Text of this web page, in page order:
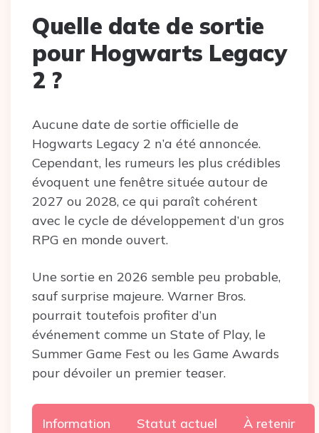
Quelle date de sortie
pour Hogwarts Legacy
2 ?
Aucune date de sortie officielle de
Hogwarts Legacy 2 n’a été annoncée.
Cependant, les rumeurs les plus crédibles
évoquent une fenêtre située autour de
2027 ou 2028, ce qui paraît cohérent
avec le cycle de développement d’un gros
RPG en monde ouvert.
Une sortie en 2026 semble peu probable,
sauf surprise majeure. Warner Bros.
pourrait toutefois profiter d’un
événement comme un State of Play, le
Summer Game Fest ou les Game Awards
pour dévoiler un premier teaser.
Information Statut actuel À retenir